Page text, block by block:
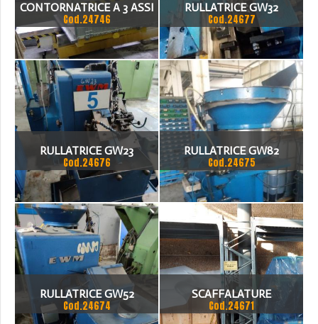
CONTORNATRICE A 3 ASSI
Cod.24746
RULLATRICE GW32
Cod.24677
RULLATRICE GW23
Cod.24676
RULLATRICE GW82
Cod.24675
RULLATRICE GW52
Cod.24674
SCAFFALATURE
Cod.24671